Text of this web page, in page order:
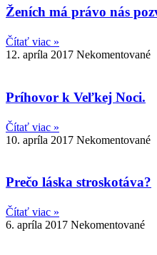
Ženích má právo nás
Čítať viac »
12. apríla 2017 Nekomentované
Príhovor k Veľkej Noci.
Čítať viac »
10. apríla 2017 Nekomentované
Prečo láska stroskotáva?
Čítať viac »
6. apríla 2017 Nekomentované